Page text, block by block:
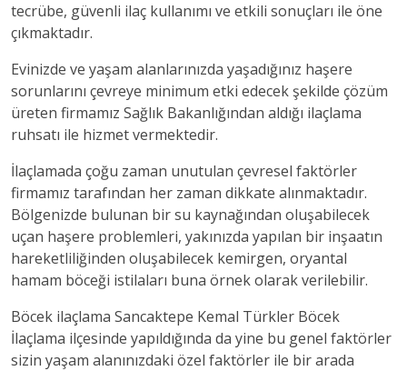
tecrübe, güvenli ilaç kullanımı ve etkili sonuçları ile öne
çıkmaktadır.
Evinizde ve yaşam alanlarınızda yaşadığınız haşere
sorunlarını çevreye minimum etki edecek şekilde çözüm
üreten firmamız Sağlık Bakanlığından aldığı ilaçlama
ruhsatı ile hizmet vermektedir.
İlaçlamada çoğu zaman unutulan çevresel faktörler
firmamız tarafından her zaman dikkate alınmaktadır.
Bölgenizde bulunan bir su kaynağından oluşabilecek
uçan haşere problemleri, yakınızda yapılan bir inşaatın
hareketliliğinden oluşabilecek kemirgen, oryantal
hamam böceği istilaları buna örnek olarak verilebilir.
Böcek ilaçlama Sancaktepe Kemal Türkler Böcek
İlaçlama ilçesinde yapıldığında da yine bu genel faktörler
sizin yaşam alanınızdaki özel faktörler ile bir arada